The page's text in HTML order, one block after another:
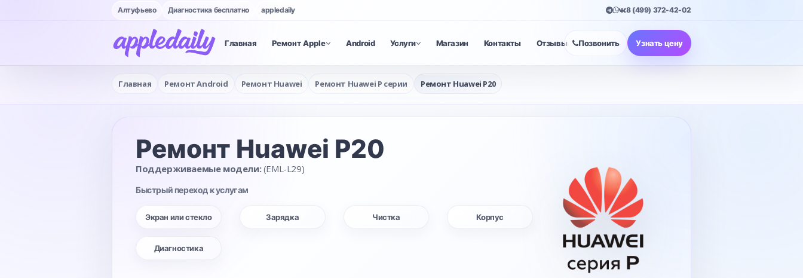
Алтуфьево Диагностика бесплатно appledaily 8 (499) 372-42-02
Главная Ремонт Apple Android Услуги Магазин Контакты Отзывы Позвонить Узнать цену
Главная Ремонт Android Ремонт Huawei Ремонт Huawei P серии Ремонт Huawei P20
Ремонт Huawei P20
Поддерживаемые модели:(EML-L29)
Быстрый переход к услугам
Экран или стекло Зарядка Чистка Корпус
Диагностика